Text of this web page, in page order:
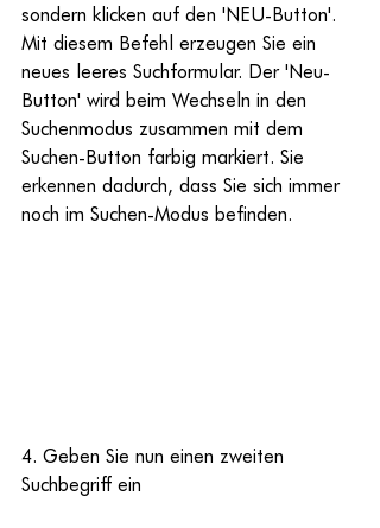
sondern klicken auf den 'NEU-Button'.
Mit diesem Befehl erzeugen Sie ein
neues leeres Suchformular. Der 'Neu-
Button' wird beim Wechseln in den
Suchenmodus zusammen mit dem
Suchen-Button farbig markiert. Sie
erkennen dadurch, dass Sie sich immer
noch im Suchen-Modus befinden.
4. Geben Sie nun einen zweiten
Suchbegriff ein